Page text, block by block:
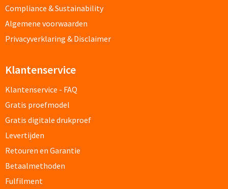
Linialen bedrukken
Muismatten bedrukken
Pennenhouders bedrukken
Overige bureau artikelen
Paraplu's & Poncho's
Compliance & Sustainability
Algemene voorwaarden
Privacyverklaring & Disclaimer
Klantenservice
Klantenservice - FAQ
Gratis proefmodel
Gratis digitale drukproef
Levertijden
Retouren en Garantie
Betaalmethoden
Fulfilment